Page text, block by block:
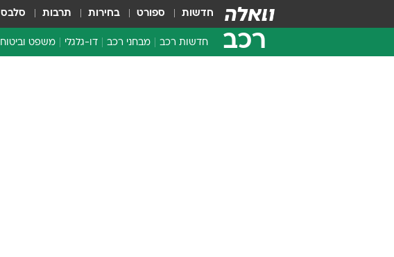
חדשות ספורט בחירות תרבות סלבס
רכב חדשות רכב מבחני רכב דו-גלגלי משפט וביטוח